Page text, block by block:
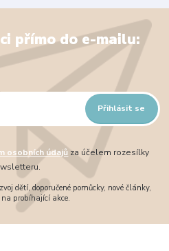
přímo do e-mailu:
Přihlásit se
osobních údajů za účelem rozesílky
dětí, doporučené pomůcky, nové články,
probíhající akce.